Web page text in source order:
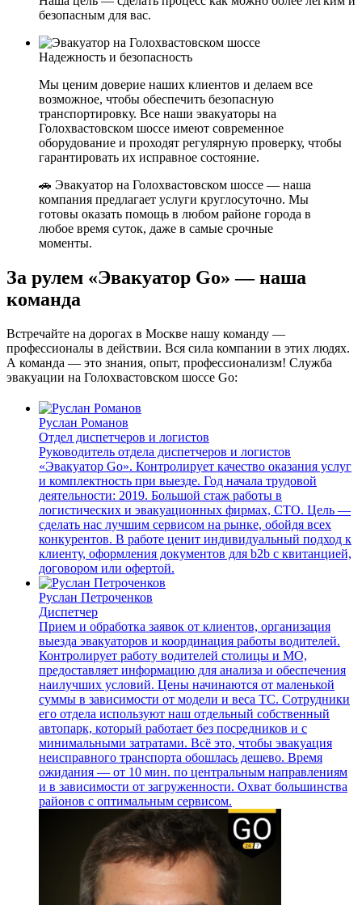
безопасным для вас.
Надежность и безопасность
Мы ценим доверие наших клиентов и делаем все
возможное, чтобы обеспечить безопасную
транспортировку. Все наши эвакуаторы на
Голохвастовском шоссе имеют современное
оборудование и проходят регулярную проверку, чтобы
гарантировать их исправное состояние.
🚗 Эвакуатор на Голохвастовском шоссе — наша
компания предлагает услуги круглосуточно. Мы
готовы оказать помощь в любом районе города в
любое время суток, даже в самые срочные
моменты.
За рулем «Эвакуатор Go» — наша
команда
Встречайте на дорогах в Москве нашу команду —
профессионалы в действии. Вся сила компании в этих людях.
А команда — это знания, опыт, профессионализм! Служба
эвакуации на Голохвастовском шоссе Go:
Руслан Романов
Отдел диспетчеров и логистов
Руководитель отдела диспетчеров и логистов
«Эвакуатор Go». Контролирует качество оказания услуг
и комплектность при выезде. Год начала трудовой
деятельности: 2019. Большой стаж работы в
логистических и эвакуационных фирмах, СТО. Цель —
сделать нас лучшим сервисом на рынке, обойдя всех
конкурентов. В работе ценит индивидуальный подход к
клиенту, оформления документов для b2b с квитанцией,
договором или офертой.
Руслан Петроченков
Диспетчер
Прием и обработка заявок от клиентов, организация
выезда эвакуаторов и координация работы водителей.
Контролирует работу водителей столицы и МО,
предоставляет информацию для анализа и обеспечения
наилучших условий. Цены начинаются от маленькой
суммы в зависимости от модели и веса ТС. Сотрудники
его отдела используют наш отдельный собственный
автопарк, который работает без посредников и с
минимальными затратами. Всё это, чтобы эвакуация
неисправного транспорта обошлась дешево. Время
ожидания — от 10 мин. по центральным направлениям
и в зависимости от загруженности. Охват большинства
районов с оптимальным сервисом.